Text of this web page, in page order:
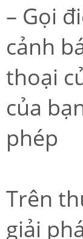
– Gọi
cảnh
thoại
của
phép
Trên
giải